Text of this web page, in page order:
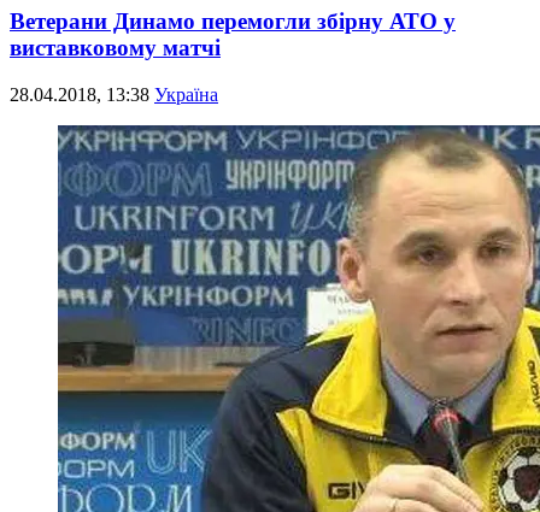
Ветерани Динамо перемогли збірну АТО у
виставковому матчі
28.04.2018, 13:38 Україна